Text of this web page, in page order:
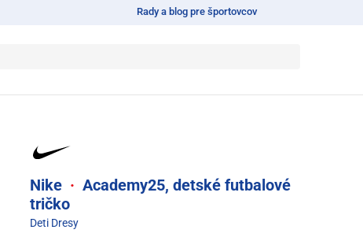
Rady a blog pre športovcov
Nike · Academy25, detské futbalové
tričko
Deti Dresy